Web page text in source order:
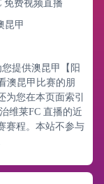
免费视频直播
昆甲
您提供澳昆甲【阳
澳昆甲比赛的朋
您在本页面索引
维莱FC 直播的近
赛程。本站不参与